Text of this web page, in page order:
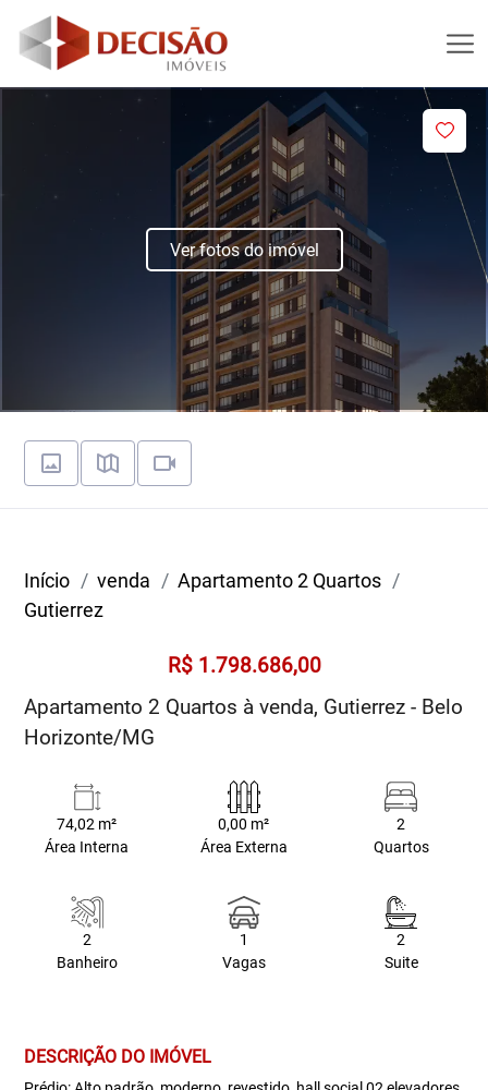
Ver fotos do imóvel
Início venda
Apartamento 2 Quartos
Gutierrez
R$ 1.798.686,00
Apartamento 2 Quartos à venda, Gutierrez - Belo
Horizonte/MG
74,02 m²
Área Interna
0,00 m²
Área Externa
2
Quartos
2
Banheiro
1
Vagas
2
Suite
DESCRIÇÃO DO IMÓVEL